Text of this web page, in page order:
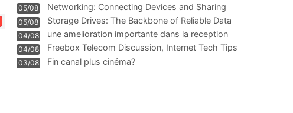
05/08
Networking: Connecting Devices and Sharing
Information
05/08
Storage Drives: The Backbone of Reliable Data
Management
04/08
une amelioration importante dans la reception
WIFI
04/08
Freebox Telecom Discussion, Internet Tech Tips
Communi
03/08 Fin canal plus cinéma?